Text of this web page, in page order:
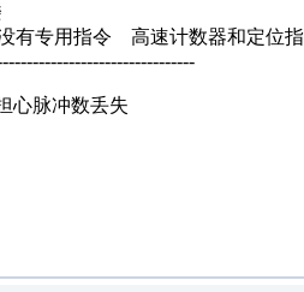
专用指令 高速计数器和定位指
心脉冲数丢失